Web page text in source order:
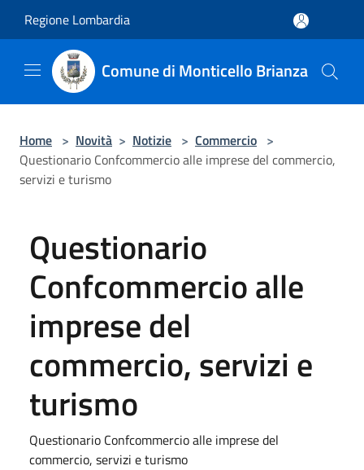
Regione Lombardia
Comune di Monticello Brianza
Home > Novità > Notizie > Commercio >
Questionario Confcommercio alle imprese del commercio,
servizi e turismo
Questionario
Confcommercio alle
imprese del
commercio, servizi e
turismo
Questionario Confcommercio alle imprese del
commercio, servizi e turismo